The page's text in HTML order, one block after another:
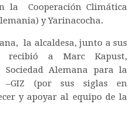
la Cooperación Climática
y Yarinacocha.
la alcaldesa, junto a sus
recibió a Marc Kapust,
Alemana para la
–GIZ (por sus siglas en
y apoyar al equipo de la